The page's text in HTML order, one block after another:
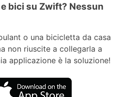
bici su Zwift? Nessun
o una bicicletta da casa
non riuscite a collegarla a
applicazione è la soluzione!